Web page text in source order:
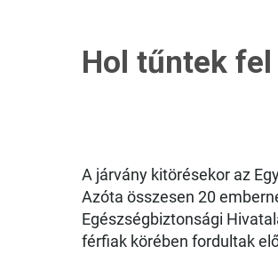
Hol tűntek
A járvány kitörésekor az
Azóta összesen 20
Egészségbiztonsági
férfiak körében fordultak